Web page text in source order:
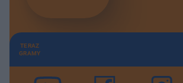
TERAZ
GRAMY